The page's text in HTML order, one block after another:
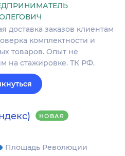
доставка заказов клиентам
комплектности и
товаров. Опыт не
на стажировке. ТК РФ.
НОВАЯ
Площадь Революции